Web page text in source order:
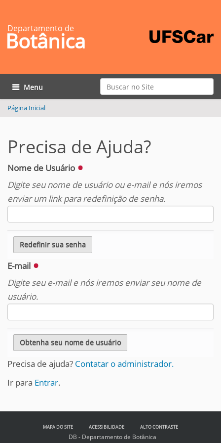
Departamento de
Botânica
Busca
Busca Avançada…
Toggle navigation
Página Inicial
Precisa de Ajuda?
Nome de Usuário
Digite seu nome de usuário ou e-mail e nós iremos
enviar um link para redefinição de senha.
E-mail
Digite seu e-mail e nós iremos enviar seu nome de
usuário.
Precisa de ajuda? Contatar o administrador.
Ir para Entrar.
MAPA DO SITE ACESSIBILIDADE ALTO CONTRASTE
DB - Departamento de Botânica